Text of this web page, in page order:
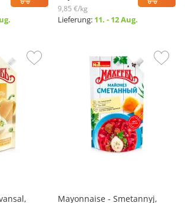
9,85 €/kg
Lieferung: 11. - 12 Aug.
Mayonnaise - Smetannyj,